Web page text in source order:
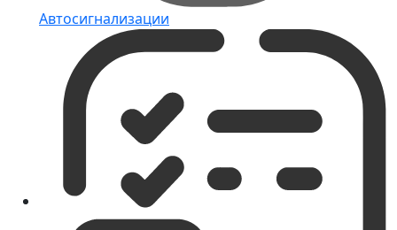
Автосигнализации